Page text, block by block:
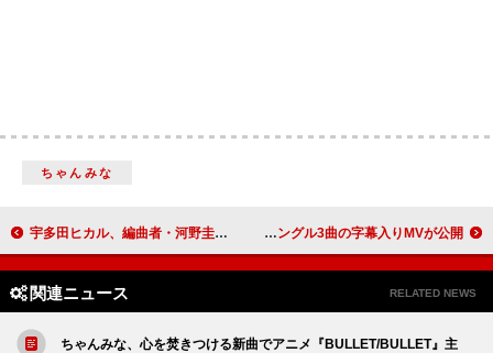
ちゃんみな
宇多田ヒカル、編曲者・河野圭と「First Love」披露 ＜THE FIRST TAKE＞ マネスキンのダミアーノ・デイヴィッド、ソロ・シングル3曲の字幕入りMVが公開
関連ニュース RELATED NEWS
ちゃんみな、心を焚きつける新曲でアニメ『BULLET/BULLET』主